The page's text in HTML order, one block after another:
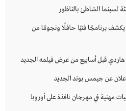
لسينما الشاطئ بالناظور
مهرجان صيف الأوداية 2026 يكشف برنامجًا فنيًا حافلًا ونجومًا من
هاردي قبل أسابيع من عرض فيلمه الجديد
عن جيمس بوند الجديد